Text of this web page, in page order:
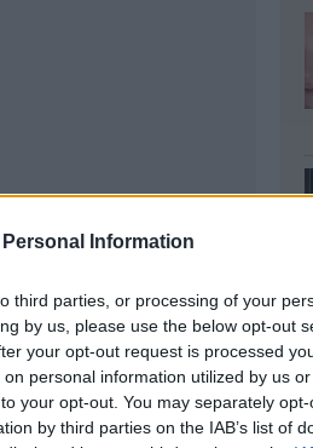
Information
third parties, or processing of your
by us, please use the below opt-out
your opt-out request is processed
personal information utilized by us
your opt-out. You may separately
by third parties on the IAB’s list of